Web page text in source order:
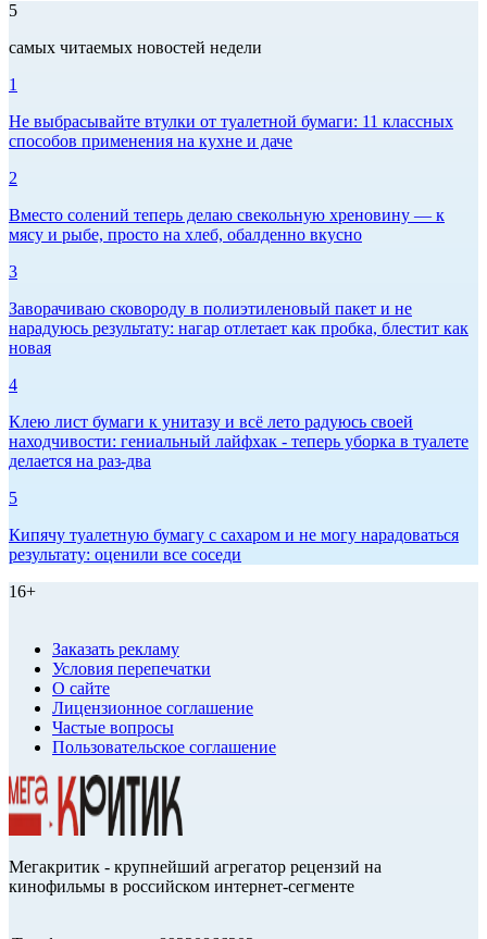
5
самых читаемых новостей недели
1
Не выбрасывайте втулки от туалетной бумаги: 11 классных
способов применения на кухне и даче
2
Вместо солений теперь делаю свекольную хреновину — к
мясу и рыбе, просто на хлеб, обалденно вкусно
3
Заворачиваю сковороду в полиэтиленовый пакет и не
нарадуюсь результату: нагар отлетает как пробка, блестит как
новая
4
Клею лист бумаги к унитазу и всё лето радуюсь своей
находчивости: гениальный лайфхак - теперь уборка в туалете
делается на раз-два
5
Кипячу туалетную бумагу с сахаром и не могу нарадоваться
результату: оценили все соседи
16+
Заказать рекламу
Условия перепечатки
О сайте
Лицензионное соглашение
Частые вопросы
Пользовательское соглашение
Мегакритик - крупнейший агрегатор рецензий на
кинофильмы в российском интернет-сегменте